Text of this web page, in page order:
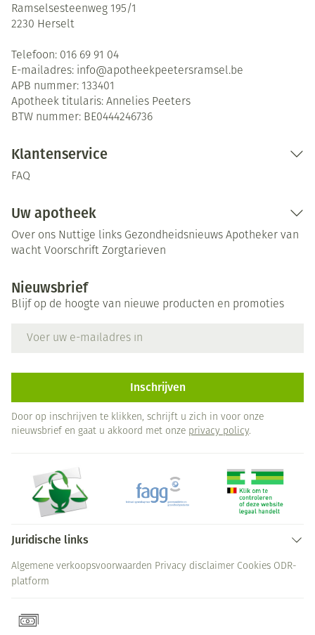
Ramselsesteenweg 195/1
2230 Herselt
Telefoon: 016 69 91 04
E-mailadres: info@apotheekpeetersramsel.be
APB nummer: 133401
Apotheek titularis: Annelies Peeters
BTW nummer: BE0444246736
Klantenservice
FAQ
Uw apotheek
Over ons Nuttige links Gezondheidsnieuws Apotheker van
wacht Voorschrift Zorgtarieven
Nieuwsbrief
Blijf op de hoogte van nieuwe producten en promoties
Inschrijven
Door op inschrijven te klikken, schrijft u zich in voor onze
nieuwsbrief en gaat u akkoord met onze privacy policy.
Juridische links
Algemene verkoopsvoorwaarden Privacy disclaimer Cookies ODR-
platform